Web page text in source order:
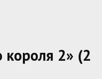
короля 2» (2